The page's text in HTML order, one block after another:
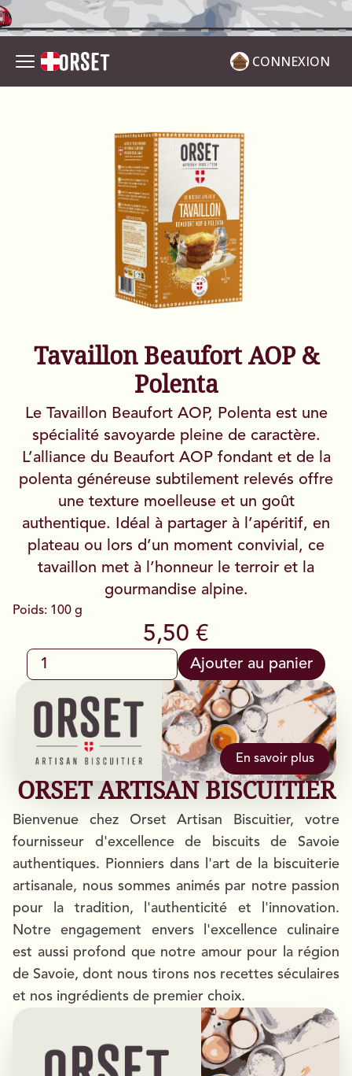
CONNEXION
Tavaillon Beaufort AOP &
Polenta
Le Tavaillon Beaufort AOP, Polenta est une
spécialité savoyarde pleine de caractère.
L’alliance du Beaufort AOP fondant et de la
polenta généreuse subtilement relevés offre
une texture moelleuse et un goût
authentique. Idéal à partager à l’apéritif, en
plateau ou lors d’un moment convivial, ce
tavaillon met à l’honneur le terroir et la
gourmandise alpine.
Poids: 100 g
5,50 €
Ajouter au panier
En savoir plus
ORSET ARTISAN BISCUITIER
Bienvenue chez Orset Artisan Biscuitier, votre
fournisseur d'excellence de biscuits de Savoie
authentiques. Pionniers dans l'art de la biscuiterie
artisanale, nous sommes animés par notre passion
pour la tradition, l'authenticité et l'innovation.
Notre engagement envers l'excellence culinaire
est aussi profond que notre amour pour la région
de Savoie, dont nous tirons nos recettes séculaires
et nos ingrédients de premier choix.